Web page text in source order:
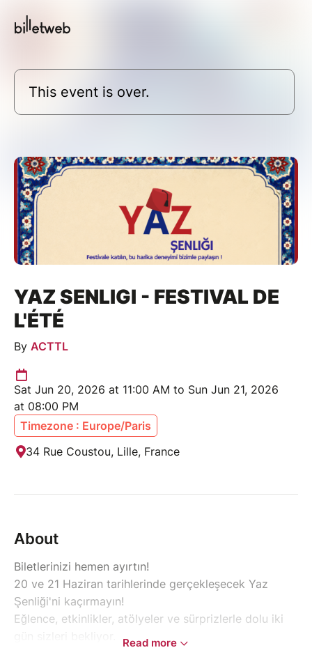
This event is over.
YAZ SENLIGI - FESTIVAL DE
L'ÉTÉ
By ACTTL
Sat Jun 20, 2026 at 11:00 AM to Sun Jun 21, 2026
at 08:00 PM
Timezone : Europe/Paris
34 Rue Coustou, Lille, France
About
Biletlerinizi hemen ayırtın!
20 ve 21 Haziran tarihlerinde gerçekleşecek Yaz
Şenliği'ni kaçırmayın!
Eğlence, etkinlikler, atölyeler ve sürprizlerle dolu iki
Read more